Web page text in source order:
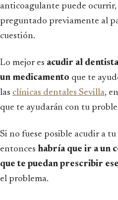
anticoagulante puede ocurrir,
preguntado previamente al
cuestión.
Lo mejor es acudir al
un medicamento que te
las clínicas dentales Sevilla,
que te ayudarán con tu
Si no fuese posible acudir a
entonces habría que ir a un
que te puedan prescribir
el problema.